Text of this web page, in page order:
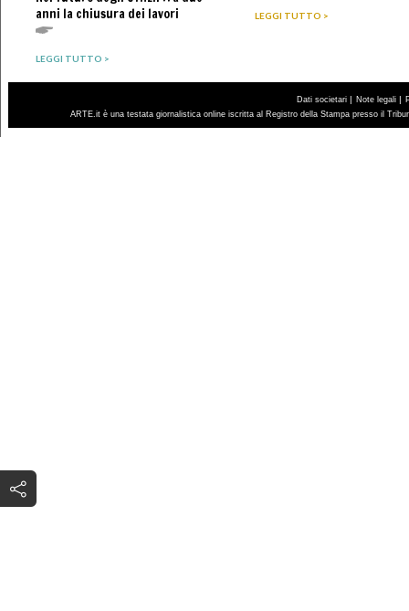
anni la chiusura dei lavori
LEGGI TUTTO >
LEGGI TUTTO >
Dati societari | Note legali |
ARTE.it è una testata giornalistica online iscritta al Registro della Stampa presso il